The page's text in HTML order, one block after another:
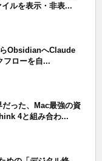
イルを表示・非表...
ObsidianへClaude
フローを自...
った、Mac最強の資
4と組み合わ...